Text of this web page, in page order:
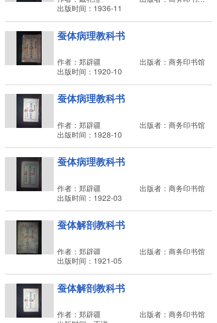
出版时间：1936-11
蚕体病理教科书
作者：郑辟疆
出版者：商务印书馆
出版时间：1920-10
蚕体病理教科书
作者：郑辟疆
出版者：商务印书馆
出版时间：1928-10
蚕体病理教科书
作者：郑辟疆
出版者：商务印书馆
出版时间：1922-03
蚕体解剖教科书
作者：郑辟疆
出版者：商务印书馆
出版时间：1921-05
蚕体解剖教科书
作者：郑辟疆
出版者：商务印书馆